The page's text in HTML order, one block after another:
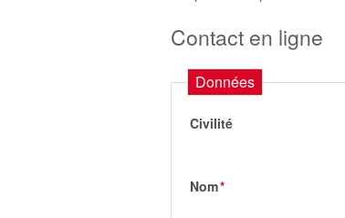
Contact en ligne
Données
Civilité
Nom*